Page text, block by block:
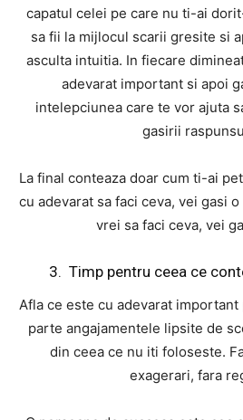
capatul celei pe care nu ti-ai
sa fii la mijlocul scarii gresite si
asculta intuitia. In fiecare
adevarat important si apoi
intelepciunea care te vor ajuta
gasirii
La final conteaza doar cum ti-ai
cu adevarat sa faci ceva, vei gasi
vrei sa faci ceva, vei
3. Timp pentru ceea ce
Afla ce este cu adevarat
parte angajamentele lipsite de
din ceea ce nu iti foloseste.
exagerari, fara